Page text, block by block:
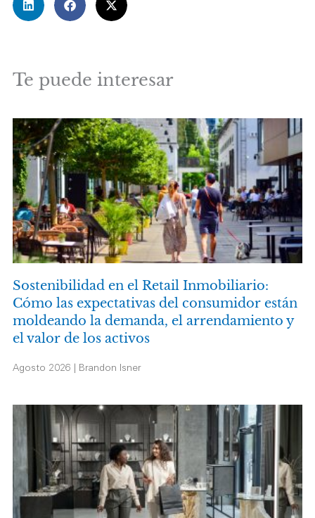
Te puede interesar
Sostenibilidad en el Retail Inmobiliario:
Cómo las expectativas del consumidor están
moldeando la demanda, el arrendamiento y
el valor de los activos
Agosto 2026 | Brandon Isner